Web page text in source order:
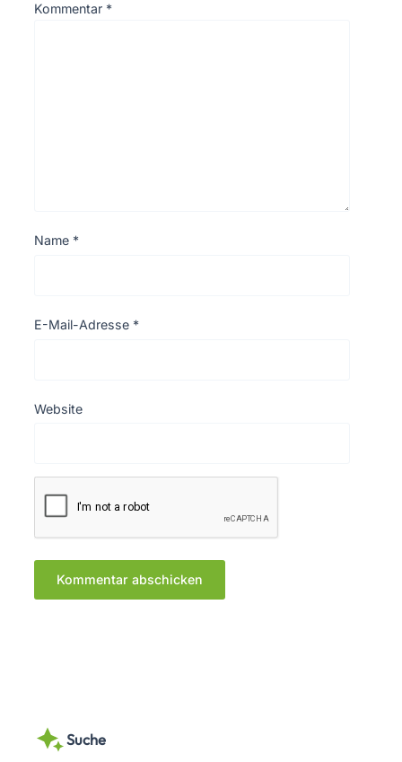
Kommentar *
Name *
E-Mail-Adresse *
Website
Suche